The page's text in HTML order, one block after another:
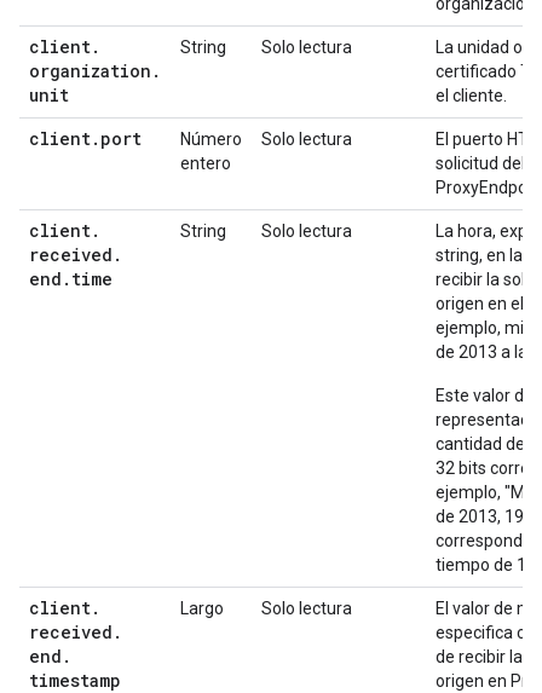
client.
organization .
unit
String Solo lectura
La unidad
certificado
el cliente.
client. port
Número
entero
Solo lectura
El puerto
solicitud del
client.
received .
end . time
String Solo lectura
La hora,
string, en la
recibir la
origen en el
ejemplo,
de 2013 a las
Este valor de
cantidad de
32 bits
ejemplo,
de 2013,
corresponde
tiempo de
client.
received .
end .
timestamp
Largo Solo lectura
El valor de
especifica
de recibir la
origen en